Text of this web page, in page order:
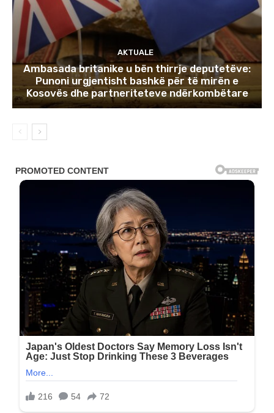
AKTUALE
Ambasada britanike u bën thirrje deputetëve:
Punoni urgjentisht bashkë për të mirën e
Kosovës dhe partneriteteve ndërkombëtare